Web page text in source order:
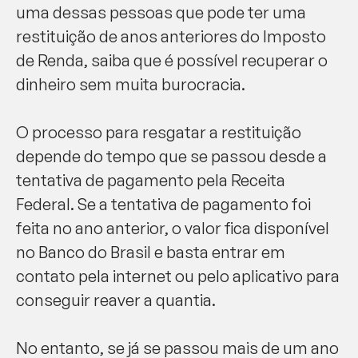
uma dessas pessoas que pode ter uma
restituição de anos anteriores do Imposto
de Renda, saiba que é possível recuperar o
dinheiro sem muita burocracia.
O processo para resgatar a restituição
depende do tempo que se passou desde a
tentativa de pagamento pela Receita
Federal. Se a tentativa de pagamento foi
feita no ano anterior, o valor fica disponível
no Banco do Brasil e basta entrar em
contato pela internet ou pelo aplicativo para
conseguir reaver a quantia.
No entanto, se já se passou mais de um ano